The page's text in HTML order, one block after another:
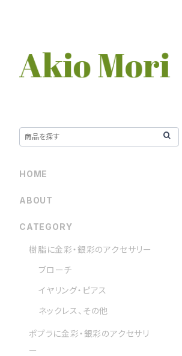
HOME
ABOUT
CATEGORY
樹脂に金彩・銀彩のアクセサリー
ブローチ
イヤリング・ピアス
ネックレス、その他
ポプラに金彩・銀彩のアクセサリ
ー